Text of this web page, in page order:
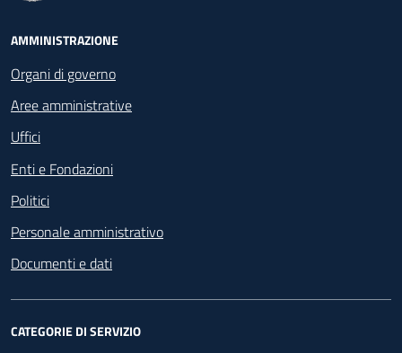
Footer - Navigazione
AMMINISTRAZIONE
Organi di governo
Aree amministrative
Uffici
Enti e Fondazioni
Politici
Personale amministrativo
Documenti e dati
CATEGORIE DI SERVIZIO